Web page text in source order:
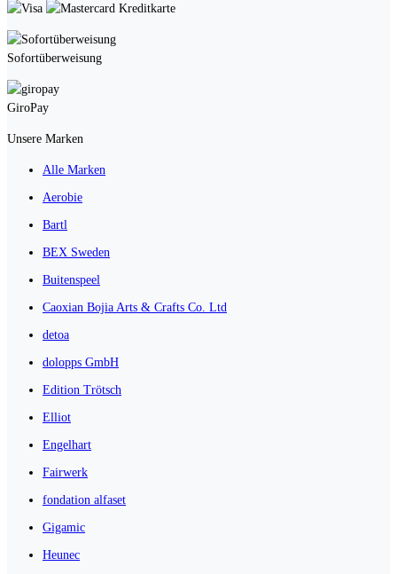
Kreditkarte
Sofortüberweisung
GiroPay
Unsere Marken
Alle Marken
Aerobie
Bartl
BEX Sweden
Buitenspeel
Caoxian Bojia Arts & Crafts Co. Ltd
detoa
dolopps GmbH
Edition Trötsch
Elliot
Engelhart
Fairwerk
fondation alfaset
Gigamic
Heunec